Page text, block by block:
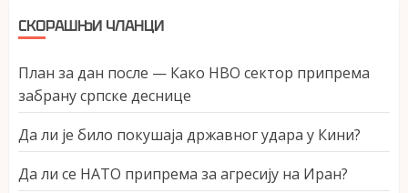
СКОРАШЊИ ЧЛАНЦИ
План за дан после — Како НВО сектор припрема
забрану српске деснице
Да ли је било покушаја државног удара у Кини?
Да ли се НАТО припрема за агресију на Иран?